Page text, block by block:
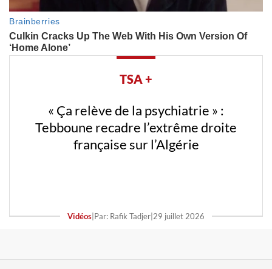
TSA +
« Ça relève de la psychiatrie » :
Tebboune recadre l’extrême droite
française sur l’Algérie
Vidéos Par: Rafik Tadjer 29 juillet 2026